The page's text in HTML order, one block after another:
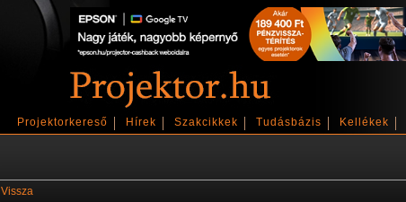
Projektorkereső Hírek Szakcikkek Tudásbázis Kellékek
Vissza